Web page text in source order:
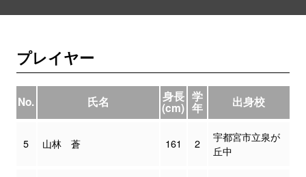
プレイヤー
No. 氏名 身長
(cm)
学
年 出身校
5 山林 蒼 161 2
宇都宮市立泉が
丘中